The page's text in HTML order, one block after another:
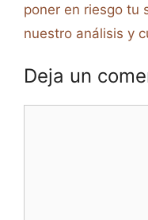
poner en riesgo tu
nuestro análisis y
Deja un